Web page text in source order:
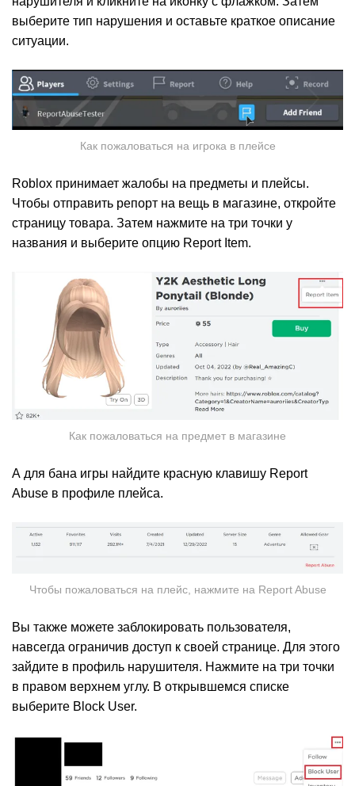
выберите тип нарушения и оставьте краткое описание
ситуации.
Как пожаловаться на игрока в плейсе
Roblox принимает жалобы на предметы и плейсы.
Чтобы отправить репорт на вещь в магазине, откройте
страницу товара. Затем нажмите на три точки у
названия и выберите опцию Report Item.
Как пожаловаться на предмет в магазине
А для бана игры найдите красную клавишу Report
Abuse в профиле плейса.
Чтобы пожаловаться на плейс, нажмите на Report Abuse
Вы также можете заблокировать пользователя,
навсегда ограничив доступ к своей странице. Для этого
зайдите в профиль нарушителя. Нажмите на три точки
в правом верхнем углу. В открывшемся списке
выберите Block User.